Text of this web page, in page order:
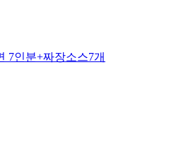
7인분+짜장소스7개